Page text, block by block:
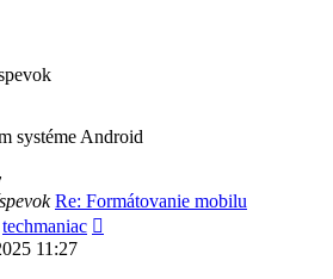
systéme Android
Re: Formátovanie mobilu
techmaniac
11:27